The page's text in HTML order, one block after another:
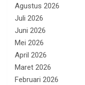
Agustus 2026
Juli 2026
Juni 2026
Mei 2026
April 2026
Maret 2026
Februari 2026